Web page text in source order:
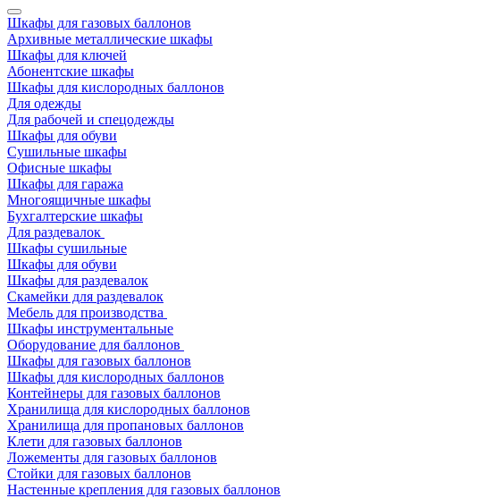
Шкафы для газовых баллонов
Архивные металлические шкафы
Шкафы для ключей
Абонентские шкафы
Шкафы для кислородных баллонов
Для одежды
Для рабочей и спецодежды
Шкафы для обуви
Сушильные шкафы
Офисные шкафы
Шкафы для гаража
Многоящичные шкафы
Бухгалтерские шкафы
Для раздевалок
Шкафы сушильные
Шкафы для обуви
Шкафы для раздевалок
Скамейки для раздевалок
Мебель для производства
Шкафы инструментальные
Оборудование для баллонов
Шкафы для газовых баллонов
Шкафы для кислородных баллонов
Контейнеры для газовых баллонов
Хранилища для кислородных баллонов
Хранилища для пропановых баллонов
Клети для газовых баллонов
Ложементы для газовых баллонов
Стойки для газовых баллонов
Настенные крепления для газовых баллонов